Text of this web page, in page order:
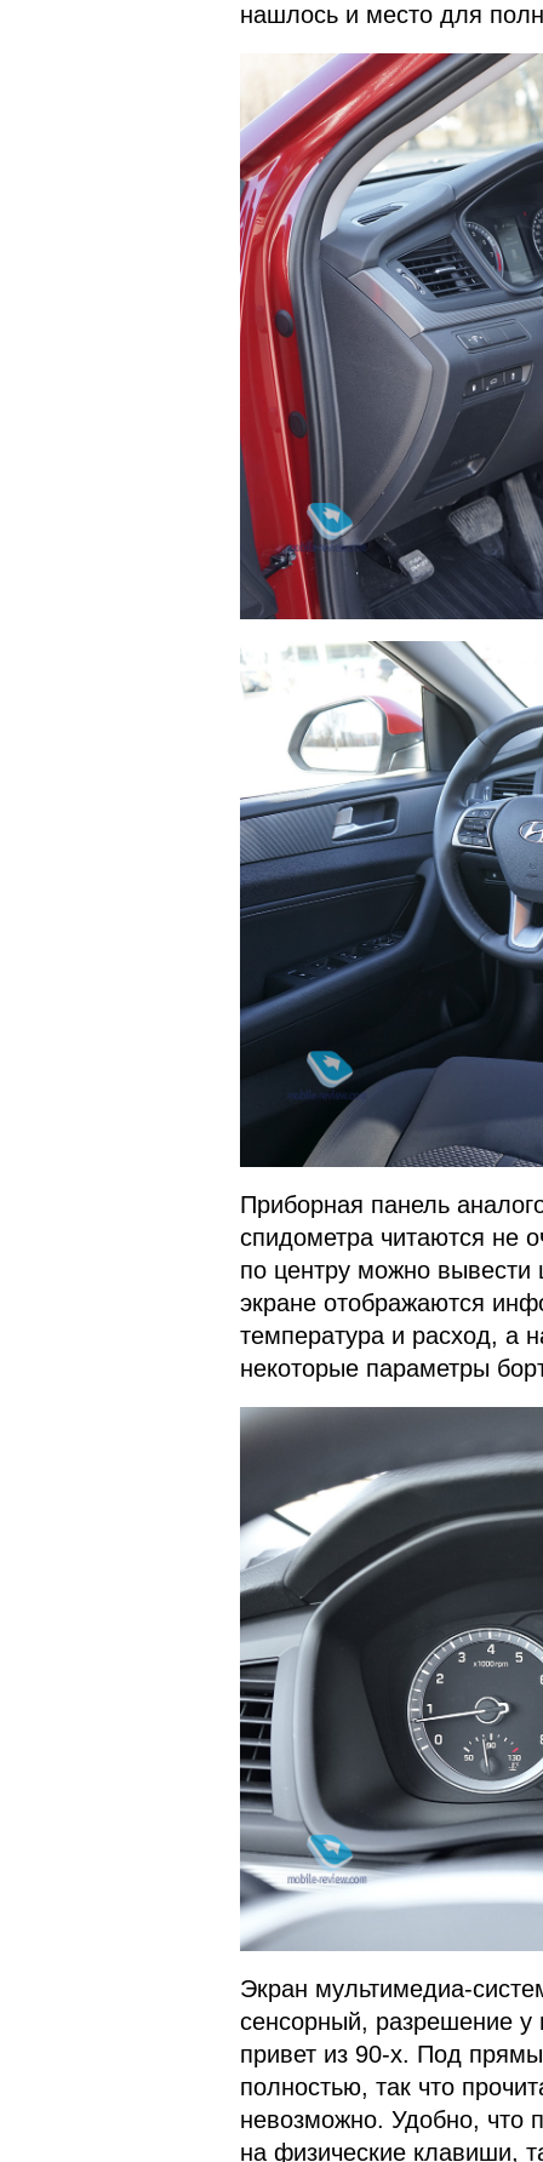
нашлось и место для
Приборная панель
спидометра читаются не
по центру можно
экране отображаются
температура и расход, а
некоторые параметры
Экран мультимедиа-
сенсорный, разрешение
привет из 90-х. Под
полностью, так что
невозможно. Удобно, что
на физические клавиши,